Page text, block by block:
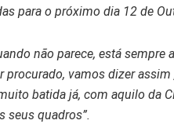
para o próximo dia 12 de
não parece, está sempre
procurado, vamos dizer
batida já, com aquilo da
seus quadros”.